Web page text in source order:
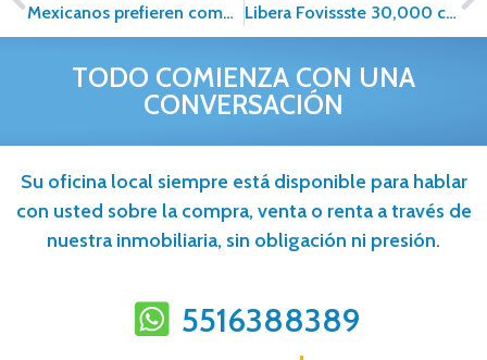
Mexicanos prefieren comprar vivienda en pareja Libera Fovissste 30,000 créditos hipotecarios
TODO COMIENZA CON UNA
CONVERSACIÓN
Su oficina local siempre está disponible para hablar
con usted sobre la compra, venta o renta a través de
nuestra inmobiliaria, sin obligación ni presión.
5516388389